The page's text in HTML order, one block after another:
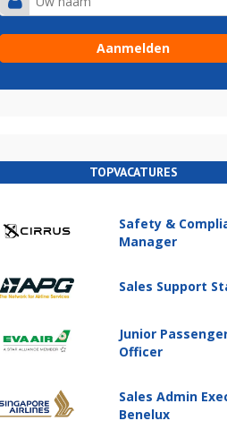
TOPVACATURES
Safety &
Manager
Sales Support
Junior
Officer
Sales Admin
Benelux